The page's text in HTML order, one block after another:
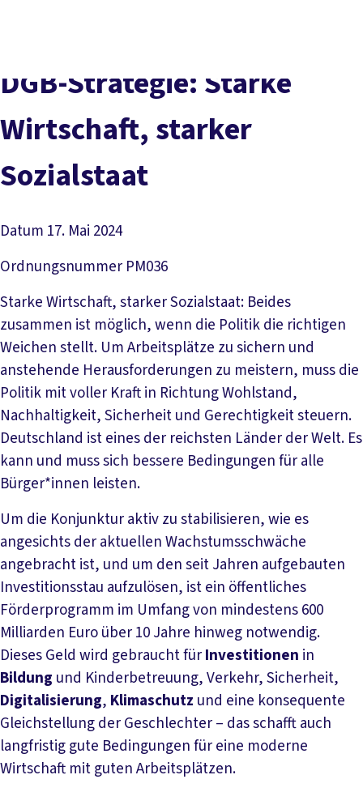
Service
DGB-Strategie: Starke
Wirtschaft, starker
Sozialstaat
Datum 17. Mai 2024
Ordnungsnummer PM036
Starke Wirtschaft, starker Sozialstaat: Beides
zusammen ist möglich, wenn die Politik die richtigen
Weichen stellt. Um Arbeitsplätze zu sichern und
anstehende Herausforderungen zu meistern, muss die
Politik mit voller Kraft in Richtung Wohlstand,
Nachhaltigkeit, Sicherheit und Gerechtigkeit steuern.
Deutschland ist eines der reichsten Länder der Welt. Es
kann und muss sich bessere Bedingungen für alle
Bürger*innen leisten.
Um die Konjunktur aktiv zu stabilisieren, wie es
angesichts der aktuellen Wachstumsschwäche
angebracht ist, und um den seit Jahren aufgebauten
Investitionsstau aufzulösen, ist ein öffentliches
Förderprogramm im Umfang von mindestens 600
Milliarden Euro über 10 Jahre hinweg notwendig.
Dieses Geld wird gebraucht fürInvestitionen in
Bildung und Kinderbetreuung, Verkehr, Sicherheit,
Digitalisierung, Klimaschutz und eine konsequente
Gleichstellung der Geschlechter – das schafft auch
langfristig gute Bedingungen für eine moderne
Wirtschaft mit guten Arbeitsplätzen.